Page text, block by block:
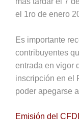
el 1ro de enero
Es importante
contribuyentes
entrada en vigor
inscripción en el
poder apegarse
Emisión del